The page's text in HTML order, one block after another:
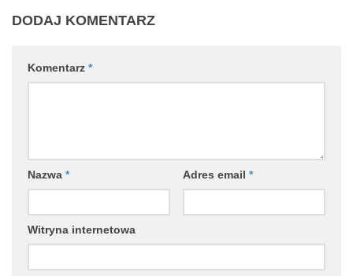
DODAJ KOMENTARZ
Komentarz *
Nazwa * Adres email *
Witryna internetowa